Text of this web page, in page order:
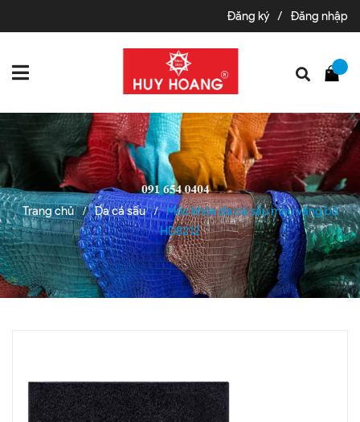
Đăng ký / Đăng nhập
Trang chủ / Da cá sấu /
Móc khóa da cá sấu màu vàng bò
HD8212